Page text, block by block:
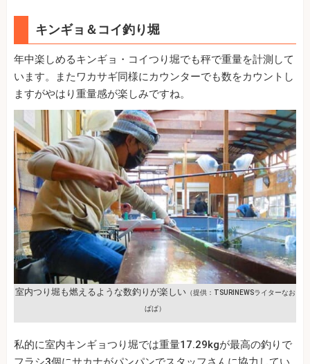
キンギョ＆コイ釣り堀
年中楽しめるキンギョ・コイつり堀でも秤で重量を計測して
います。またワカサギ同様にカウンターでも数をカウントし
ますがやはり重量感が楽しみですね。
室内つり堀も燃えるような数釣りが楽しい（提供：TSURINEWSライターなお
ぱぱ）
私的に室内キンギョつり堀では重量17.29kgが最高の釣りで